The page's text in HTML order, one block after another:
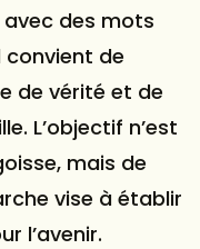
des mots
convient de
de vérité et de
L’objectif n’est
mais de
vise à établir
l’avenir.